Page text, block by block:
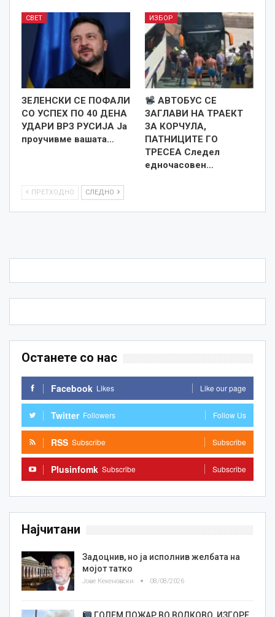
СВЕТ
ЗЕЛЕНСКИ СЕ ПОФАЛИ
СО УСПЕХ ПО 40 ДЕНА
УДАРИ ВРЗ РУСИЈА Ја
проучивме вашата…
ИЗБОР
АВТОБУС СЕ
ЗАГЛАВИ НА ТРАЕКТ
ЗА КОРЧУЛА,
ПАТНИЦИТЕ ГО
ТРЕСЕА Следел
едночасовен…
ПРЕТХОДНО СЛЕДНО
Останете со нас
Facebook Likes Like our page
Twitter Followers Follow Us
RSS Subscribe Subscribe
Plusinfomk Subscribe Subscribe
Најчитани
Задоцнив, но ја исполнив желбата на
мојот татко
Јове Кекеновски 08/08/2026
ГОЛЕМ ПОЖАР ВО ВОЛКОВО, ИЗГОРЕ